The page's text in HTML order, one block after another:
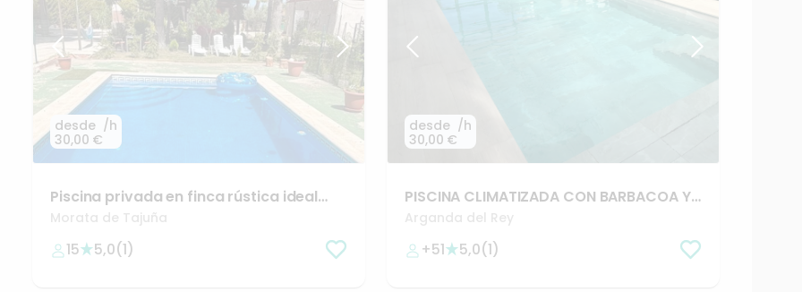
desde
30,00 €
/h
Piscina privadaen finca rústica ideal
para eventos 🌟
Morata de Tajuña
15 5,0(1)
desde
30,00 €
/h
PISCINA CLIMATIZADA CON BARBACOAY
JARDIN
Arganda del Rey
+51 5,0(1)